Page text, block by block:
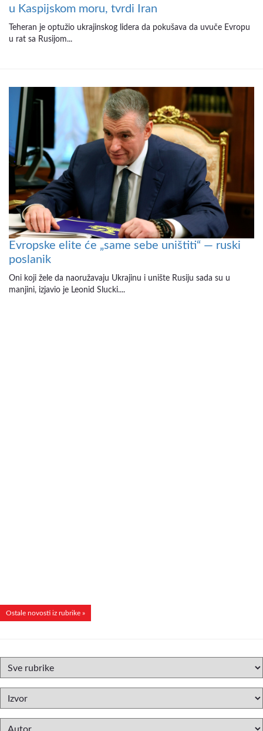
u Kaspijskom moru, tvrdi Iran
Teheran je optužio ukrajinskog lidera da pokušava da uvuče Evropu
u rat sa Rusijom...
Evropske elite će „same sebe uništiti“ — ruski
poslanik
Oni koji žele da naoružavaju Ukrajinu i unište Rusiju sada su u
manjini, izjavio je Leonid Slucki....
Ostale novosti iz rubrike »